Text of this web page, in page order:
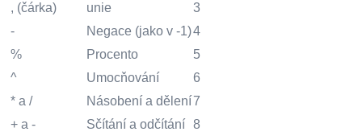
, (čárka)
unie
3
-
Negace (jako v -1)4
%
Procento
5
^
Umocňování
6
* a /
Násobení a dělení7
+ a -
Sčítání a odčítání 8